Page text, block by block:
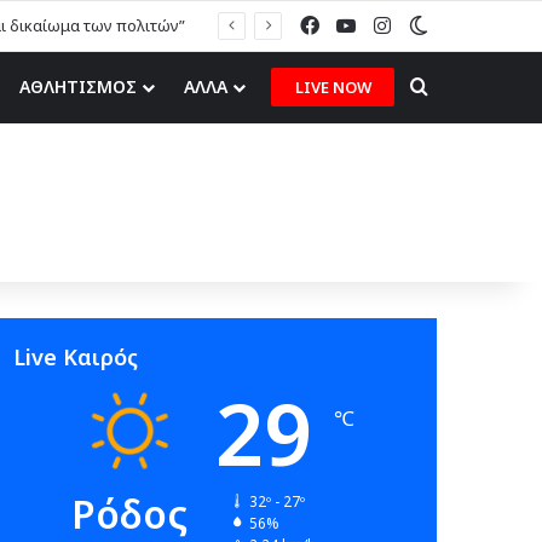
δικαίωμα των πολιτών” FacebookYouTubeInstagram
ΑΘΛΗΤΙΣΜΟΣ ΑΛΛΑ LIVE NOW Search for
Live Καιρός
Ρόδος
29 ℃
32º - 27º
56%